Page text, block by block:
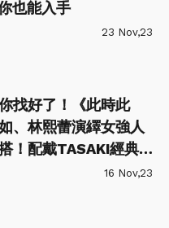
也能入手
23 Nov,23
找好了！《此時此
、林熙蕾演繹女強人
！配戴TASAKI經典
女女禁忌戀
16 Nov,23